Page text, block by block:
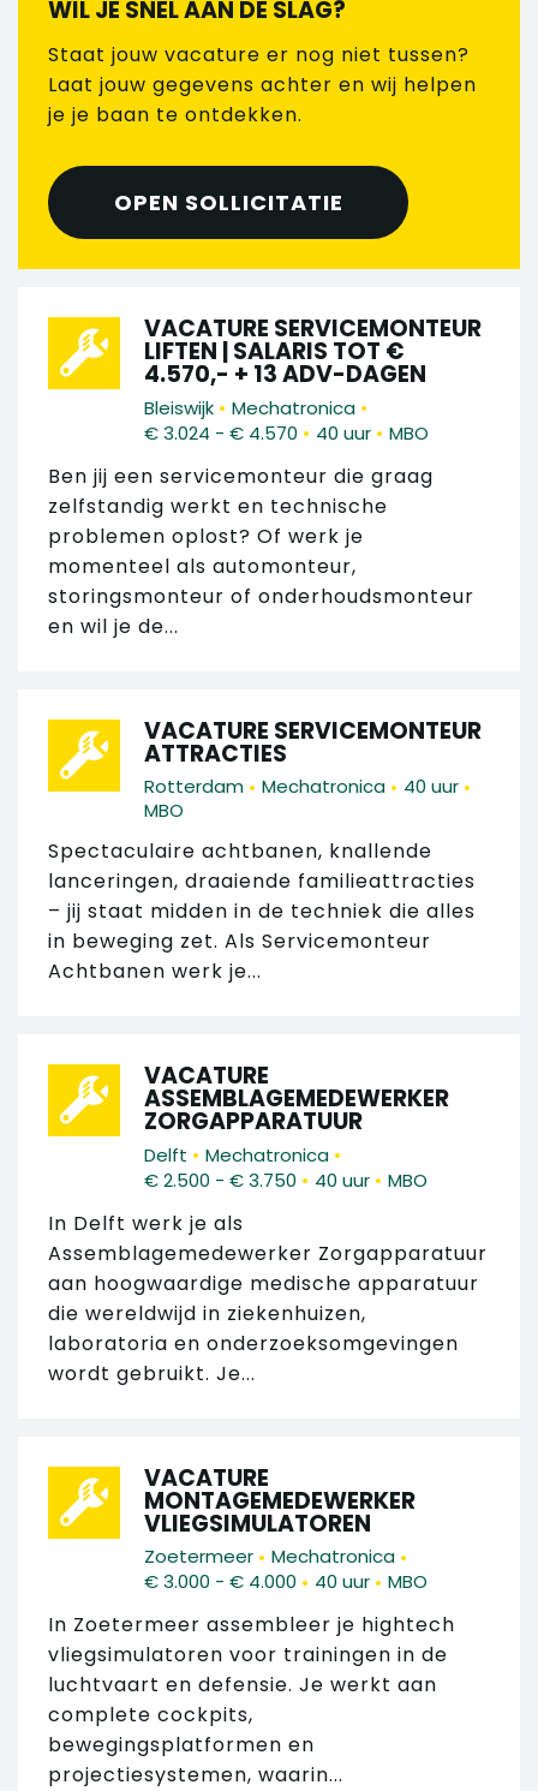
WIL JE SNEL AAN DE SLAG?
Staat jouw vacature er nog niet tussen?
Laat jouw gegevens achter en wij helpen
je je baan te ontdekken.
OPEN SOLLICITATIE
VACATURE SERVICEMONTEUR
LIFTEN | SALARIS TOT €
4.570,- + 13 ADV-DAGEN
Bleiswijk • Mechatronica •
€ 3.024 - € 4.570 • 40 uur • MBO
Ben jij een servicemonteur die graag
zelfstandig werkt en technische
problemen oplost? Of werk je
momenteel als automonteur,
storingsmonteur of onderhoudsmonteur
en wil je de...
VACATURE SERVICEMONTEUR
ATTRACTIES
Rotterdam • Mechatronica • 40 uur •
MBO
Spectaculaire achtbanen, knallende
lanceringen, draaiende familieattracties
– jij staat midden in de techniek die alles
in beweging zet. Als Servicemonteur
Achtbanen werk je...
VACATURE
ASSEMBLAGEMEDEWERKER
ZORGAPPARATUUR
Delft • Mechatronica •
€ 2.500 - € 3.750 • 40 uur • MBO
In Delft werk je als
Assemblagemedewerker Zorgapparatuur
aan hoogwaardige medische apparatuur
die wereldwijd in ziekenhuizen,
laboratoria en onderzoeksomgevingen
wordt gebruikt. Je...
VACATURE
MONTAGEMEDEWERKER
VLIEGSIMULATOREN
Zoetermeer • Mechatronica •
€ 3.000 - € 4.000 • 40 uur • MBO
In Zoetermeer assembleer je hightech
vliegsimulatoren voor trainingen in de
luchtvaart en defensie. Je werkt aan
complete cockpits,
bewegingsplatformen en
projectiesystemen, waarin...